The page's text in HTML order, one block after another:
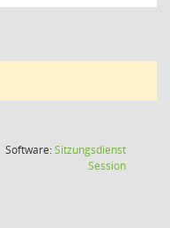
Software:Sitzungsdienst
Session(Wird in